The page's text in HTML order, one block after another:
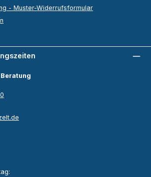
- Muster-Widerrufsformular